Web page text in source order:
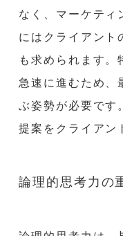
なく、マーケティ
にはクライアント
も求められます
急速に進むため、
ぶ姿勢が必要です
提案をクライアン
論理的思考力の